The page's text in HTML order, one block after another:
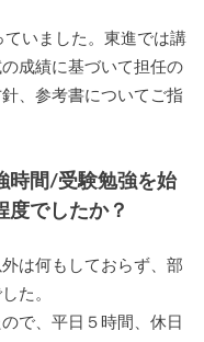
いました。東進では講
成績に基づいて担任の
、参考書についてご指
時間/受験勉強を始
度でしたか？
は何もしておらず、部
た。
で、平日５時間、休日